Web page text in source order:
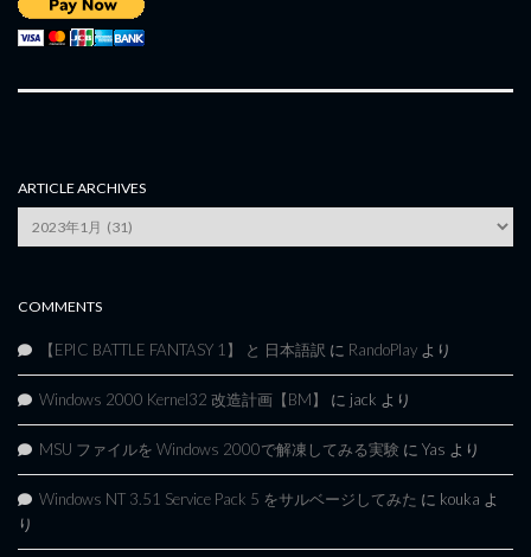
ARTICLE ARCHIVES
Archives
COMMENTS
【EPIC BATTLE FANTASY 1】 と 日本語訳 に RandoPlay より
Windows 2000 Kernel32 改造計画【BM】 に jack より
MSU ファイルを Windows 2000で解凍してみる実験 に Yas より
Windows NT 3.51 Service Pack 5 をサルベージしてみた に kouka よ
り